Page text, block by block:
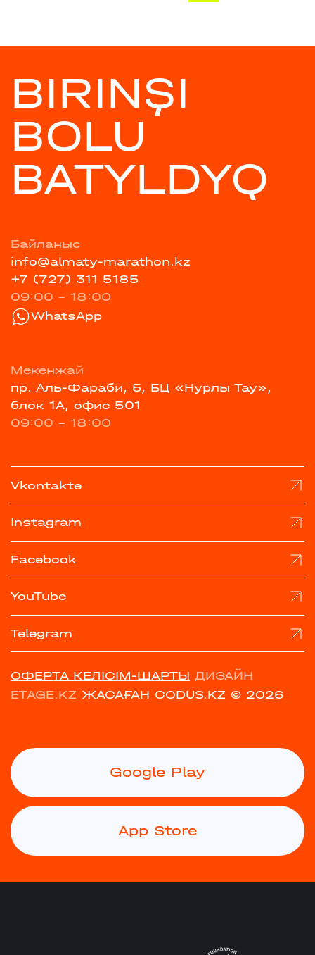
BIRINŞI
BOLU
BATYLDYQ
Байланыс
info@almaty-marathon.kz
+7 (727) 311 5185
09:00 - 18:00
WhatsApp
Мекенжай
пр. Аль-Фараби, 5, БЦ «Нурлы Тау»,
блок 1А, офис 501
09:00 - 18:00
Vkontakte
Instagram
Facebook
YouTube
Telegram
ОФЕРТА КЕЛІСІМ-ШАРТЫ ДИЗАЙН
ETAGE.KZ ЖАСАҒАН CODUS.KZ © 2026
Google Play
App Store